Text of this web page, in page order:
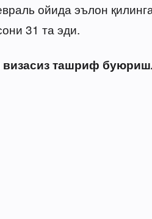
ойида эълон
31 та эди.
визасиз ташриф